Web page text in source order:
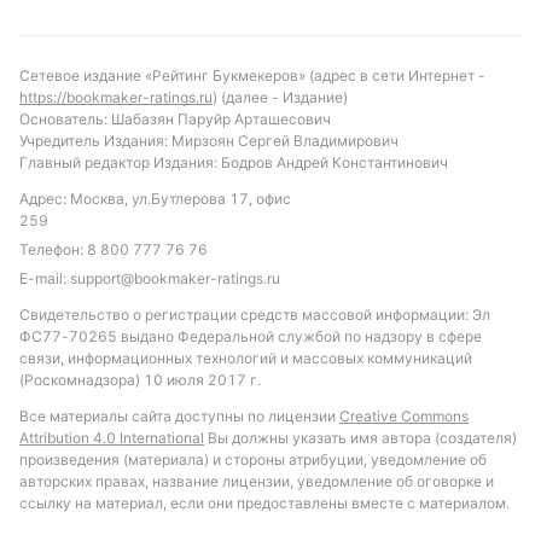
«тотал больше 0.5 голов», учитывая традиционную
результативность очных встреч. Также интересной
может стать ставка на более 3.5 угловых от ФК
Беркан, учитывая их активность в этом
компоненте игры. Такой подход позволит получить
более надежный прогноз с учетом имеющихся
данных.
Обновлено:
Автор
Александр Трибуш
Подписаться
Сетевое издание «Рейтинг Букмекеров» (адрес в сети Интернет -
https://bookmaker-ratings.ru) (далее - Издание)
Основатель: Шабазян Паруйр Арташесович
Учредитель Издания: Мирзоян Сергей Владимирович
Главный редактор Издания: Бодров Андрей Константинович
Адрес: Москва, ул.Бутлерова 17, офис
259
Телефон: 8 800 777 76 76
E-mail: support@bookmaker-ratings.ru
Свидетельство о регистрации средств массовой информации: Эл
ФС77-70265 выдано Федеральной службой по надзору в сфере
связи, информационных технологий и массовых коммуникаций
(Роскомнадзора) 10 июля 2017 г.
Все материалы сайта доступны по лицензии Creative Commons
Attribution 4.0 International Вы должны указать имя автора (создателя)
произведения (материала) и стороны атрибуции, уведомление об
авторских правах, название лицензии, уведомление об оговорке и
ссылку на материал, если они предоставлены вместе с материалом.